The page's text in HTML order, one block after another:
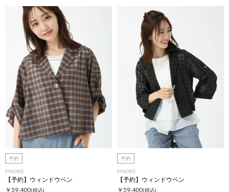
予約
PINORE
【予約】ウィンドウペン
￥59,400(税込)
予約
PINORE
【予約】ウィンドウペン
￥59,400(税込)